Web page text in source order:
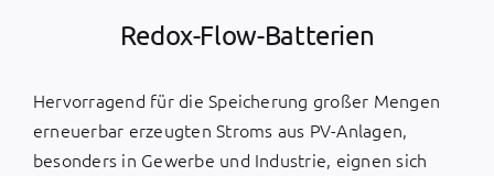
Redox-Flow-Batterien
Hervorragend für die Speicherung großer Mengen
erneuerbar erzeugten Stroms aus PV-Anlagen,
besonders in Gewerbe und Industrie, eignen sich